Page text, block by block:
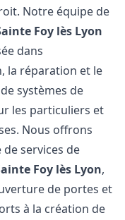
Notre équipe de
Foy lès Lyon
dans
la réparation et le
systèmes de
les particuliers et
Nous offrons
services de
Foy lès Lyon,
de portes et
à la création de